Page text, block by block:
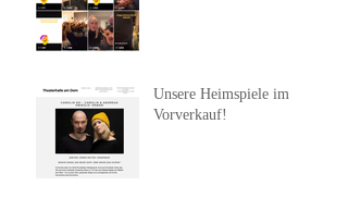
Unsere Heimspiele im
Vorverkauf!